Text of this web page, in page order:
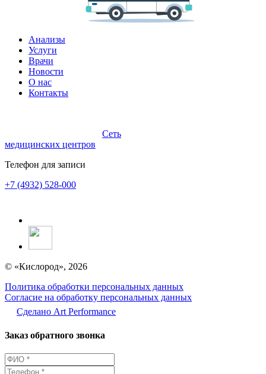
Анализы
Услуги
Врачи
Новости
О нас
Контакты
Сеть
медицинских центров
Телефон для записи
+7 (4932) 528-000
© «Кислород», 2026
Политика обработки персональных данных
Согласие на обработку персональных данных
Сделано Аrt Performance
Заказ обратного звонка